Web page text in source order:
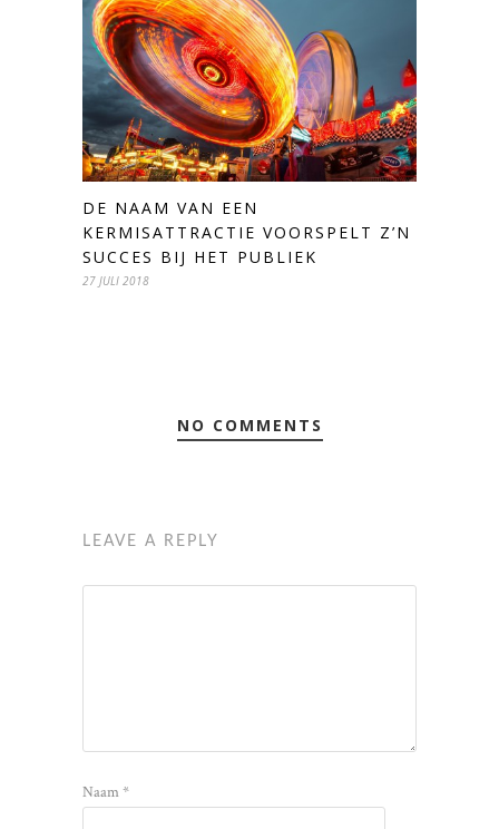
DE NAAM VAN EEN
KERMISATTRACTIE VOORSPELT Z’N
SUCCES BIJ HET PUBLIEK
27 JULI 2018
NO COMMENTS
LEAVE A REPLY
Naam*